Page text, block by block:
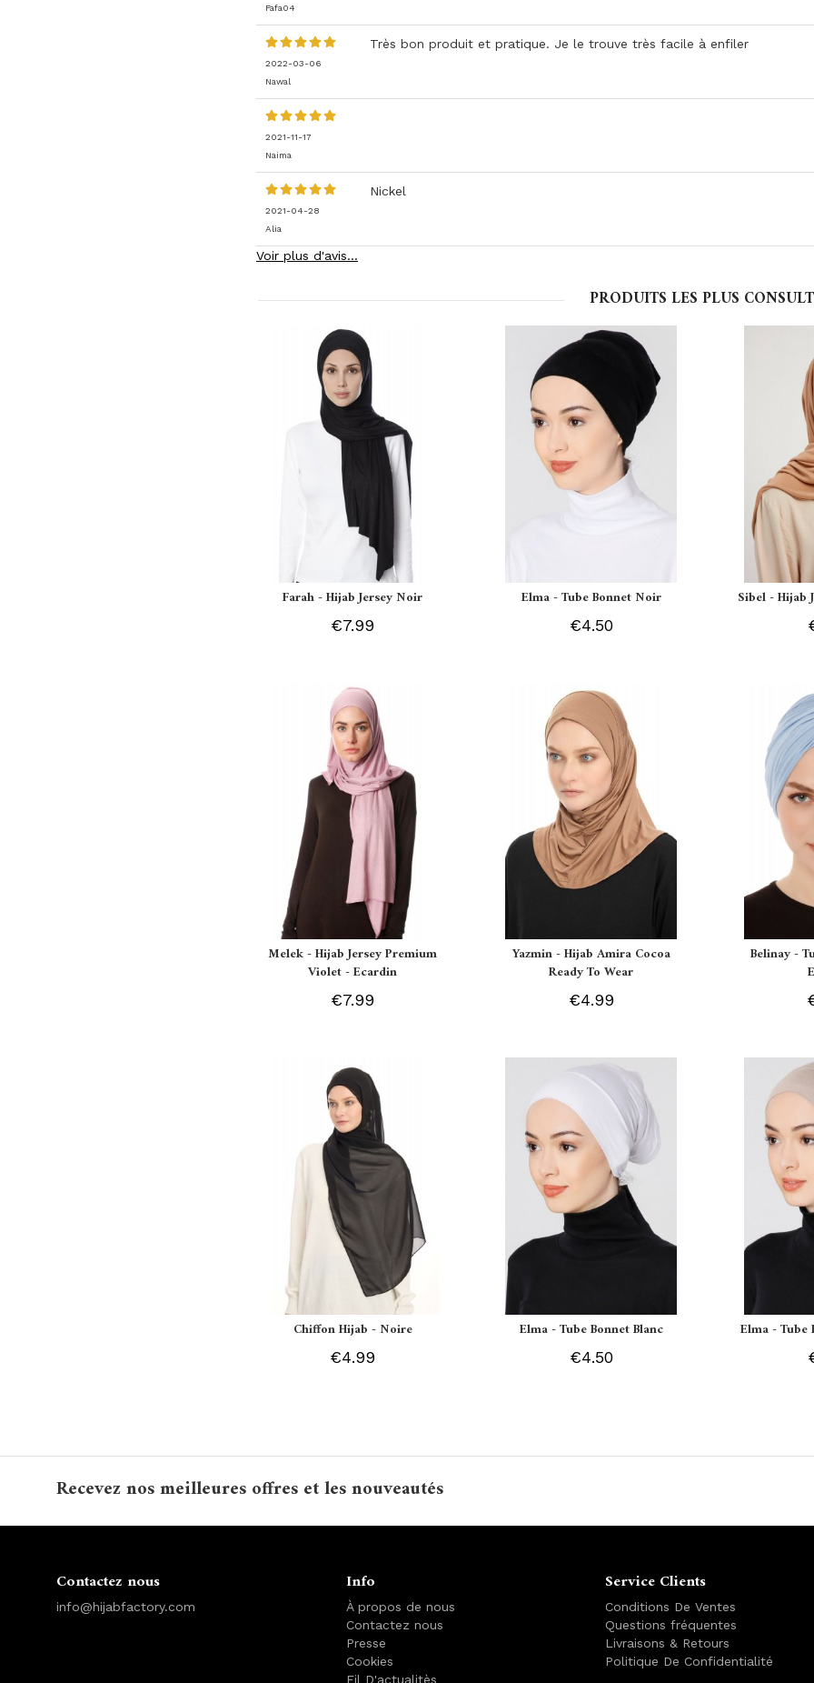
Fafa04
2022-03-06
Nawal
Très bon produit et pratique. Je le trouve très facile à enfiler
2021-11-17
Naima
2021-04-28
Alia
Nickel
Voir plus d'avis...
PRODUITS LES PLUS
Farah - Hijab Jersey Noir
€7.99
Elma - Tube Bonnet Noir
€4.50
Sibel - Hijab
Melek - Hijab Jersey Premium
Violet - Ecardin
€7.99
Yazmin - Hijab Amira Cocoa
Ready To Wear
€4.99
Belinay -
Chiffon Hijab - Noire
€4.99
Elma - Tube Bonnet Blanc
€4.50
Elma - Tube
Recevez nos meilleures offres et les nouveautés
Contactez nous
info@hijabfactory.com
Info
À propos de nous
Contactez nous
Presse
Cookies
Fil D'actualitès
Service Clients
Conditions De Ventes
Questions fréquentes
Livraisons & Retours
Politique De Confidentialité